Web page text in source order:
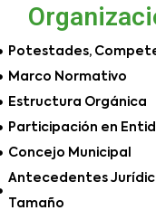
Potestades,
Marco Normativo
Estructura Orgánica
Participación en
Concejo Municipal
Antecedentes
Tamaño